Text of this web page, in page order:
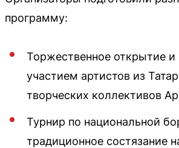
программу:
Торжественное открытие и
участием артистов из
творческих коллективов
Турнир по национальной
традиционное состязание